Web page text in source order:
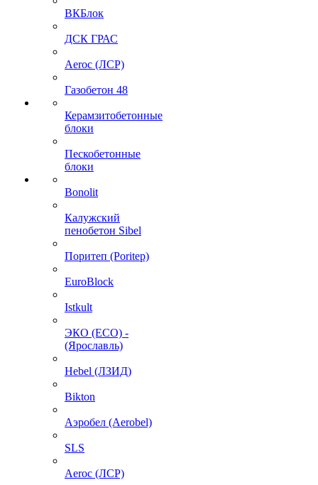
ВКБлок
ДСК ГРАС
Aeroc (ЛСР)
Газобетон 48
Керамзитобетонные
блоки
Пескобетонные
блоки
Bonolit
Калужский
пенобетон Sibel
Поритеп (Poritep)
EuroBlock
Istkult
ЭКО (ECO) -
(Ярославль)
Hebel (ЛЗИД)
Bikton
Аэробел (Aerobel)
SLS
Aeroc (ЛСР)